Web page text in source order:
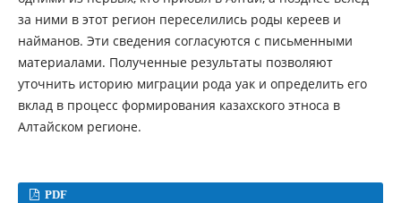
за ними в этот регион переселились роды кереев и
найманов. Эти сведения согласуются с письменными
материалами. Полученные результаты позволяют
уточнить историю миграции рода уак и определить его
вклад в процесс формирования казахского этноса в
Алтайском регионе.
PDF